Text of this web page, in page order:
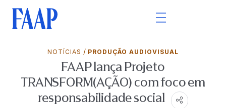
NOTÍCIAS / PRODUÇÃO AUDIOVISUAL
FAAP lança Projeto
TRANSFORM(AÇÃO) com foco em
responsabilidade social